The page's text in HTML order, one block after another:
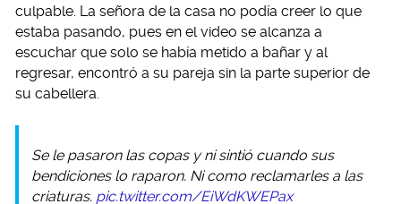
culpable. La señora de la casa no podía creer lo que
estaba pasando, pues en el video se alcanza a
escuchar que solo se había metido a bañar y al
regresar, encontró a su pareja sin la parte superior de
su cabellera.
Se le pasaron las copas y ni sintió cuando sus
bendiciones lo raparon. Ni como reclamarles a las
criaturas. pic.twitter.com/EiWdKWEPax